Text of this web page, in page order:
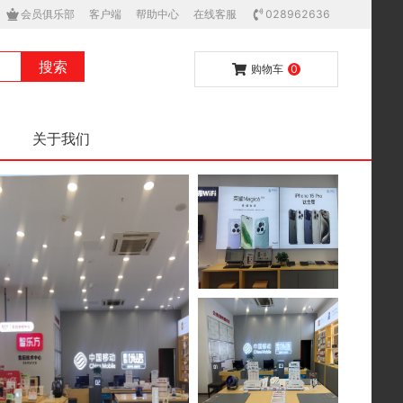
会员俱乐部 客户端 帮助中心 在线客服 028962636
搜索 购物车 0
关于我们